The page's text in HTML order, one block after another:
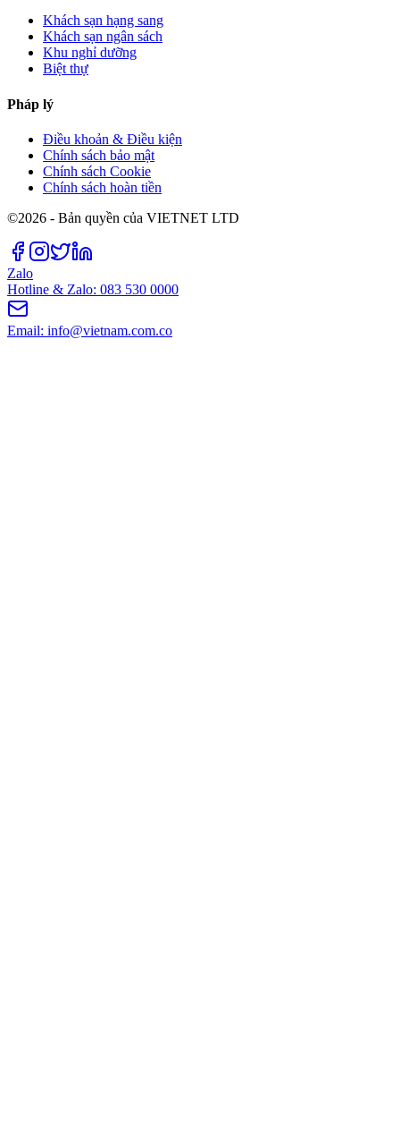
Khách sạn hạng sang
Khách sạn ngân sách
Khu nghỉ dưỡng
Biệt thự
Pháp lý
Điều khoản & Điều kiện
Chính sách bảo mật
Chính sách Cookie
Chính sách hoàn tiền
©2026 - Bản quyền của VIETNET LTD
Zalo
Hotline & Zalo: 083 530 0000
Email: info@vietnam.com.co